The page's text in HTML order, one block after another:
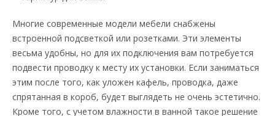
Многие современные модели мебели снабжены
встроенной подсветкой или розетками. Эти элементы
весьма удобны, но для их подключения вам потребуется
подвести проводку к месту их установки. Если заниматься
этим после того, как уложен кафель, проводка, даже
спрятанная в короб, будет выглядеть не очень эстетично.
Кроме того, с учетом влажности в ванной такое решение